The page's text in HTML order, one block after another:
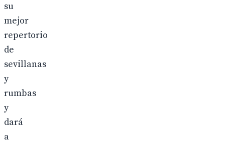
su
mejor
repertorio
de
sevillanas
y
rumbas
y
dará
a